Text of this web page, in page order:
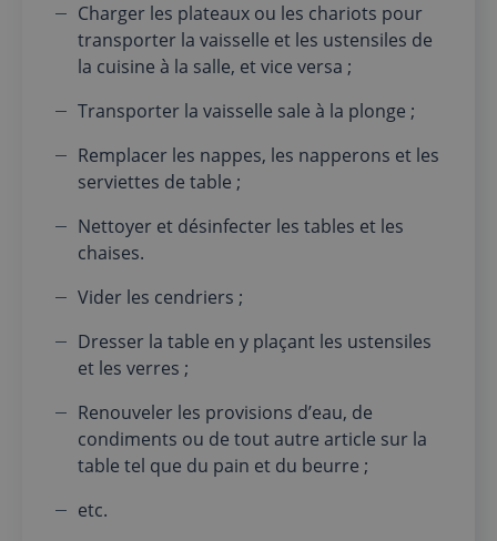
Charger les plateaux ou les chariots pour
transporter la vaisselle et les ustensiles de
la cuisine à la salle, et vice versa ;
Transporter la vaisselle sale à la plonge ;
Remplacer les nappes, les napperons et les
serviettes de table ;
Nettoyer et désinfecter les tables et les
chaises.
Vider les cendriers ;
Dresser la table en y plaçant les ustensiles
et les verres ;
Renouveler les provisions d’eau, de
condiments ou de tout autre article sur la
table tel que du pain et du beurre ;
etc.